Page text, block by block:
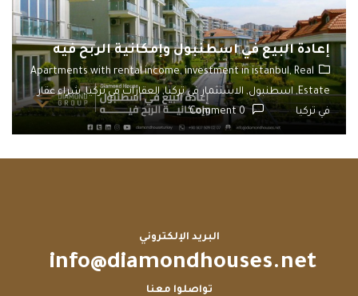
إعادة البيع في اسطنبول وإمكانية الربح فيه
Apartments with rental income,investment in istanbul,Real
Estate, اسطنبول, الاستثمار في تركيا,العقارات في تركيا,شراء عقار
في تركيا
0 Comment
البريد الإلكتروني
info@diamondhouses.net
تواصلوا معنا